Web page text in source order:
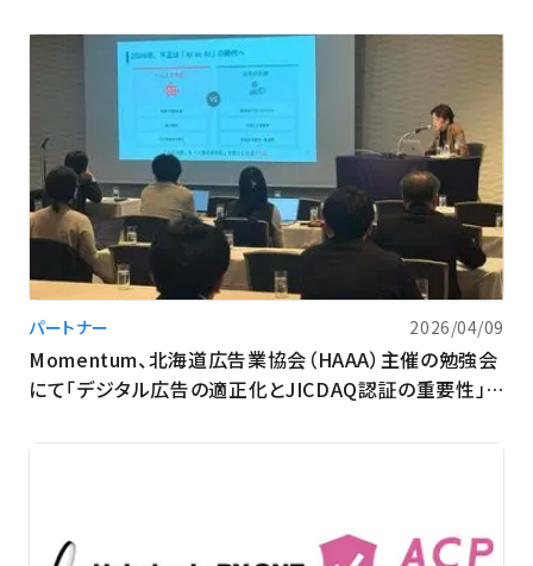
パートナー 2026/04/09
Momentum、北海道広告業協会（HAAA）主催の勉強会
にて「デジタル広告の適正化とJICDAQ認証の重要性」に